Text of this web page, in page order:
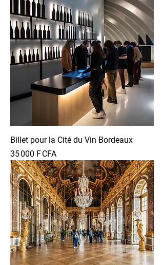
Billet pour la Cité du Vin Bordeaux
Prix
35 000 F CFA